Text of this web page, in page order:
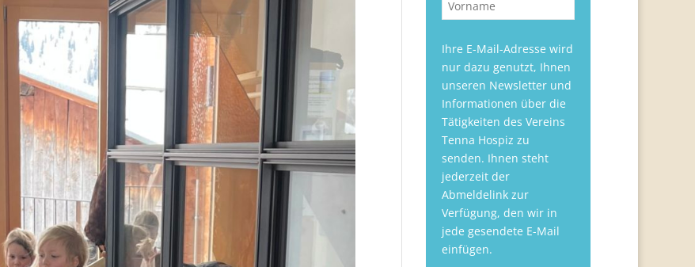
Ihre E-Mail-Adresse wird
nur dazu genutzt, Ihnen
unseren Newsletter und
Informationen über die
Tätigkeiten des Vereins
Tenna Hospiz zu
senden. Ihnen steht
jederzeit der
Abmeldelink zur
Verfügung, den wir in
jede gesendete E-Mail
einfügen.